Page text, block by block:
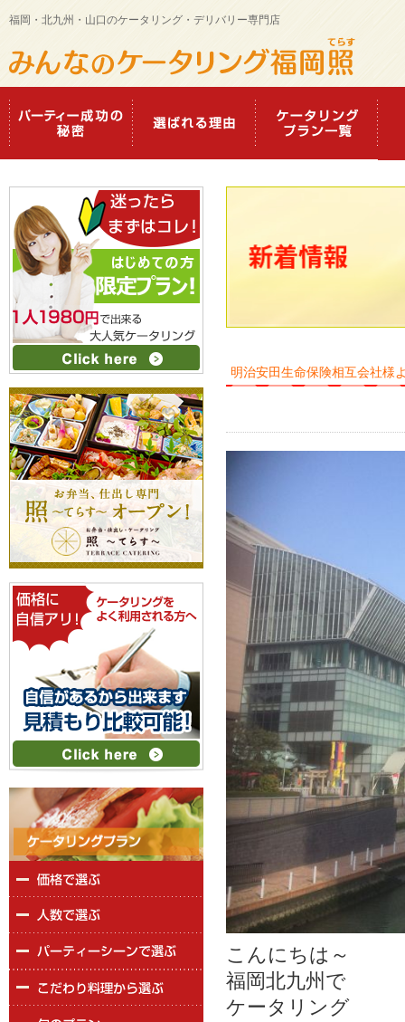
福岡・北九州・山口のケータリング・デリバリー専門店
明治安田生命保険相互会社様
こんにちは～
福岡北九州で
ケータリング